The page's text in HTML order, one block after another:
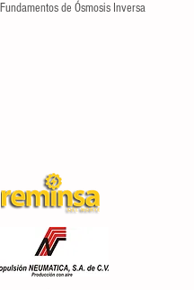
Fundamentos de Ósmosis Inversa